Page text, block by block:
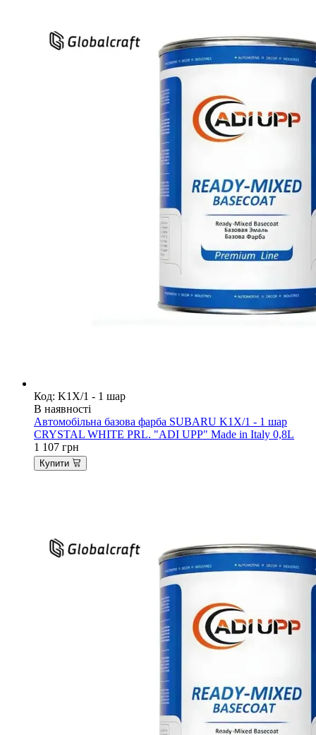
Код: K1X/1 - 1 шар
В наявності
Автомобільна базова фарба SUBARU K1X/1 - 1 шар
CRYSTAL WHITE PRL. "ADI UPP" Made in Italy 0,8L
1 107 грн
Купити